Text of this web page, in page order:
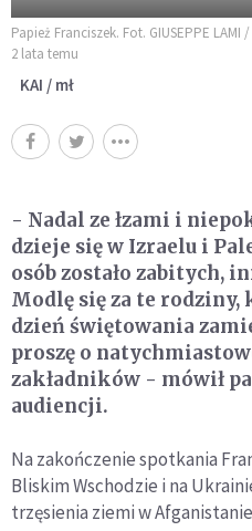
Papież Franciszek. Fot. GIUSEPPE LAMI /
2 lata temu
KAI / mł
- Nadal ze łzami i
dzieje się w Izraelu i
osób zostało zabitych,
Modlę się za te rodziny,
dzień świętowania
proszę o
zakładników - mówił
audiencji.
Na zakończenie spotkania
Bliskim Wschodzie i na
trzęsienia ziemi w